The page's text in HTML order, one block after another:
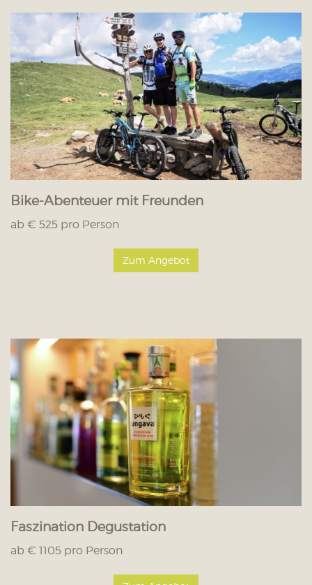
Bike-Abenteuer mit Freunden
ab € 525 pro Person
Zum Angebot
Faszination Degustation
ab € 1105 pro Person